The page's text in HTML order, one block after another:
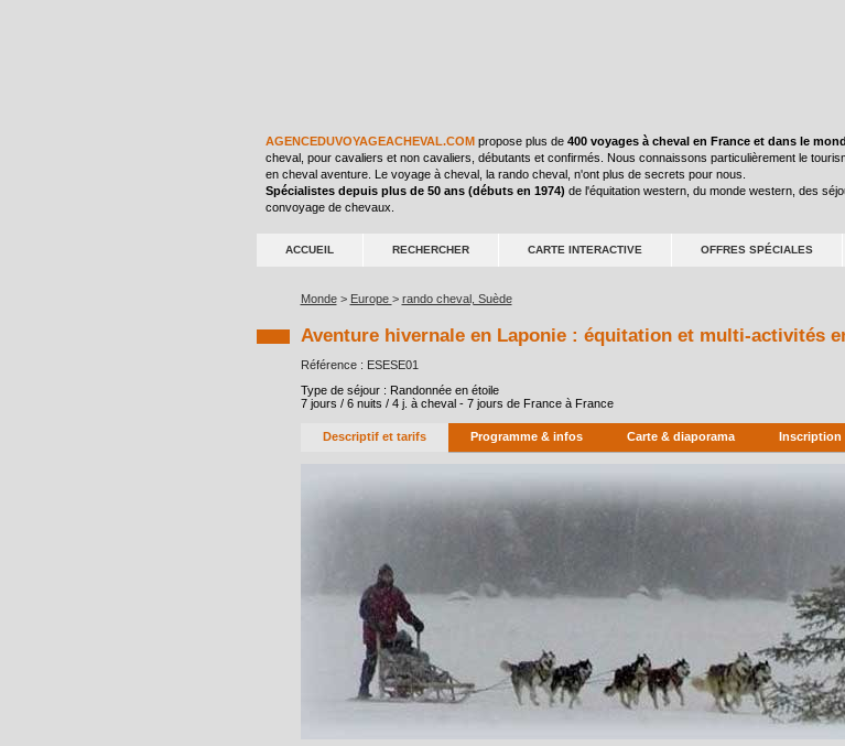
AGENCEDUVOYAGEACHEVAL.COMpropose plus de 400 voyages à cheval en France et dans le
cheval, pour cavaliers et non cavaliers, débutants et confirmés. Nous connaissons particulièrement le
en cheval aventure. Le voyage à cheval, la rando cheval, n'ont plus de secrets pour nous.
Spécialistes depuis plus de 50 ans (débuts en 1974) de l'équitation western, du monde western, des
convoyage de chevaux.
ACCUEIL RECHERCHER CARTE INTERACTIVE OFFRES SPÉCIALES
Monde > Europe > rando cheval, Suède
Aventure hivernale en Laponie : équitation et multi-activités
Référence : ESESE01
Type de séjour : Randonnée en étoile
7 jours / 6 nuits / 4 j. à cheval - 7 jours de France à France
Descriptif et tarifs Programme & infos Carte & diaporama Inscription